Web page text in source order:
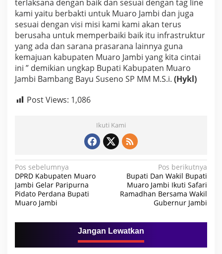
S
u
k
o
A
w
i
n
a
terlaksana dengan baik dan sesuai dengan tag line
kami yaitu berbakti untuk Muaro Jambi dan juga
sesuai dengan visi misi kami kami akan terus
berusaha untuk memperbaiki baik itu infrastruktur
yang ada dan sarana prasarana lainnya guna
kemajuan kabupaten Muaro Jambi yang kita cintai
ini ” demikian ungkap Bupati Kabupaten Muaro
Jambi Bambang Bayu Suseno SP MM M.S.i. (Hykl)
Post Views: 1,086
Ikuti Kami
N
a
v
g
Pos sebelumnya
DPRD Kabupaten Muaro
Jambi Gelar Paripurna
Pidato Perdana Bupati
Muaro Jambi
Pos berikutnya
Bupati Dan Wakil Bupati
Muaro Jambi Ikuti Safari
Ramadhan Bersama Wakil
Gubernur Jambi
Jangan Lewatkan